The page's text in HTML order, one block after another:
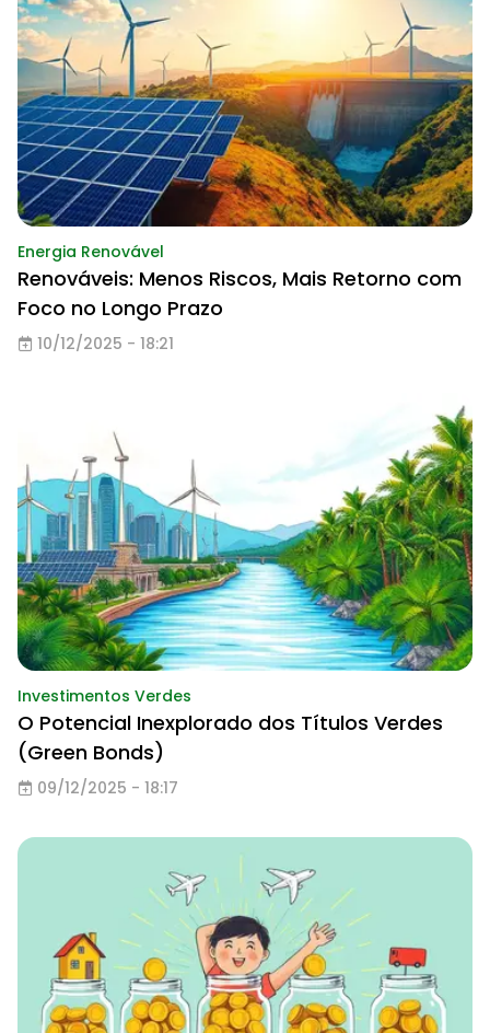
Energia Renovável
Renováveis: Menos Riscos, Mais Retorno com
Foco no Longo Prazo
10/12/2025 - 18:21
Investimentos Verdes
O Potencial Inexplorado dos Títulos Verdes
(Green Bonds)
09/12/2025 - 18:17